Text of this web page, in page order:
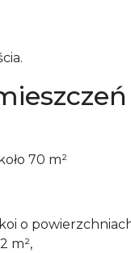
70 m²
o powierzchniach:
m²,